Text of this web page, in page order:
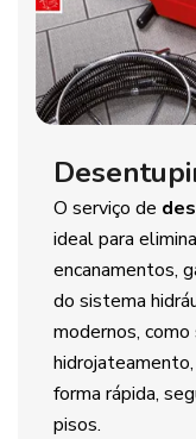
O serviço de
ideal para
encanamentos,
do sistema
modernos,
forma rápida,
pisos.